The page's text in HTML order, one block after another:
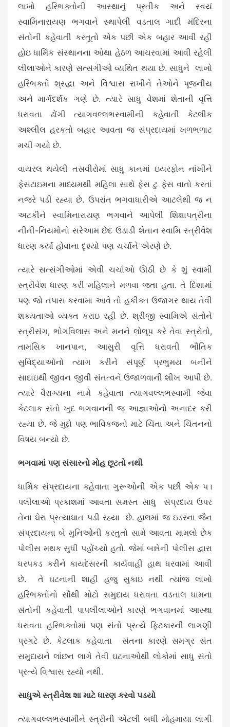
લાખો હરિભક્તોની આસ્થાનું પ્રતીક અને સ્વયં
સ્વામિનારાયણ ભગવાને સ્થાપેલી વડતાલ ગાદી મંદિરના
સંતોની કહેવાતી કરતૂતો એક પછી એક બહાર આવી રહી
હોઇ ધાર્મિક સંસ્થાનના ઓથા હેઠળ આચરવામાં આવી રહેલી
લીલાઓને કારણે સત્સંગીઓ વ્યથિત થયા છે. સાધુને લાખો
હરિભક્તો શ્રદ્ધા અને વિશ્વાસ રાખીને તેઓને પૂજનીય
અને માર્ગદર્શક ગણે છે. ત્યારે સાધુ વેશમાં શેતાની વૃત્તિ
ધરાવતા ઢોંગી ત્યાગવલ્લભસ્વામીની કહેવાતી કેટલીક
અશ્લીલ હરકતો બહાર આવતા જ સંપ્રદાયમાં ખળભળાટ
મચી ગયો છે.
વાયરલ થયેલી તસવીરોમાં સાધુ કાનમાં ઇયરફોન નાંખીને
ફેસટાઇમના માધ્યમથી મહિલા સાથે ફેસ ટુ ફેસ વાતો કરતાં
નજરે પડી રહ્યા છે. ઉપરાંત ભગવાધારીએ આટલેથી જ ન
અટકીને સ્વામિનારાયણ ભગવાને આપેલી શિક્ષાપત્રીના
નીતી-નિયમોનો સરેઆમ છેદ ઉડાડી શેતાન સ્વામિ સ્ત્રીવેશ
ધારણ કર્યા હોવાના દૃશ્યો પણ ચર્ચાને એરણે છે.
ત્યારે સત્સંગીઓમાં એવી ચર્ચાઓ ઊઠી છે કે શું સ્વામી
સ્ત્રીવેશ ધારણ કરી મહિલાને મળવા જતા હતા. તે દિશામાં
પણ જો તપાસ કરવામા આવે તો હકીક્ત ઉજાગર થાય તેવી
શક્યતાઓ વ્યક્ત કરાઇ રહી છે. શ્રીજી સ્વામિએ સંતોને
સ્ત્રીસંગ, ભોગવિલાસ અને મનને લોલૂપ કરે તેવા સ્ત્રોતો,
તામસિક ખાનપાન, આસુરી વૃત્તિ ધરાવતી ભૌતિક
સુવિદ્યાઓનો ત્યાગ કરીને સંપૂર્ણ પ્રભુમય બનીને
સાદાઇથી જીવન જીવી સંતત્વને ઉજાળવાની શીખ આપી છે.
ત્યારે વૈરાગ્યના નામે કહેવાતા ત્યાગવલ્લભસ્વામી જેવા
કેટલાક સંતો ખુદ ભગવાનની જ આજ્ઞાઓનો અનાદર કરી
રહ્યા છે. જે મુદ્દો પણ ભાવિકજનો માટે ચિંતા અને ચિંતનનો
વિષય બન્યો છે.
ભગવામાં પણ સંસારનો મોહ છૂટતો નથી
ધાર્મિક સંપ્રદાયના કહેવાતા ગુરૂઓની એક પછી એક ૫।
પલીલાઓ પ્રકાશમાં આવતા સમસ્ત સાધુ સંપ્રદાય ઉપર
તેના ઘેરા પ્રત્યાઘાત પડી રહ્યા છે. હાલમાં જ ઇડરના જૈન
સંપ્રદાયના બે મુનિઓેની કરતુતો સામે આવતા મામલો છેક
પોલીસ મથક સુધી પહોંચ્યો હતો. જેમાં બન્નેની પોલીસ દ્વારા
ધરપકડ કરીને કાયદેસરની કાર્યવાહી હાથ ધરવામાં આવી
છે. તે ઘટનાની શાહી હજુ સુકાઇ નથી ત્યાંજ લાખો
હરિભક્તોનો સૌથી મોટો સમુદાય ધરાવતા વડતાલ ધામના
સંતોની કહેવાતી પાપલીલાઓને કારણે ભગવાનમાં આસ્થા
ધરાવતા હરિભક્તોમાં પણ સંતો પ્રત્યે ફિટકારની લાગણી
પ્રગટે છે. કેટલાક કહેવાતા સંતના કારણે સમગ્ર સંત
સમુદાયને લાંછન લાગે તેવી ઘટનાઓથી લોકોમાં સાધુ સંતો
પ્રત્યે વિશ્વાસ રહ્યો નથી.
સાધુએ સ્ત્રીવેશ શા માટે ધારણ કરવો પડયો
ત્યાગવલ્લભસ્વામીને સ્ત્રીની એટલી બધી મોહમાયા લાગી